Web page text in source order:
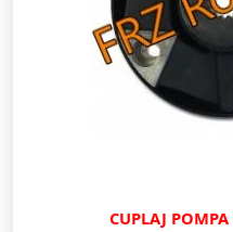
CUPLAJ